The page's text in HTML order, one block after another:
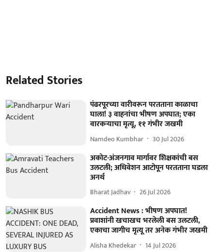
Related Stories
पंढरपूरच्या वारीवरून परतताना काळाचा
घाला! ३ वाहनांचा भीषण अपघात; एका
वारकऱ्याचा मृत्यू, ११ गंभीर जखमी
Namdeo Kumbhar 30 Jul 2026
अकोट-अंजनगाव मार्गावर शिक्षकांची बस
उलटली; अधिवेशन आटोपून परतताना घडला
अनर्थ
Bharat Jadhav 26 Jul 2026
Accident News : भीषण अपघात!
प्रवाशांनी खचाखच भरलेली बस उलटली,
एकाचा जागीच मृत्यू तर अनेक गंभीर जखमी
Alisha Khedekar 14 Jul 2026